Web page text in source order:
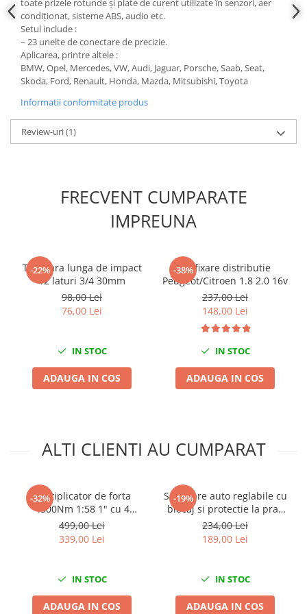
Scule fixare distributie
Alfa romeo
Audi
Bmw
Chevrolet
Chrysler
Citroen
Dacia
Mazda
Mercedes
Renault
Rover
Volkswagen
Volvo
Scule pentru tinichigerie
Chei cu clichet
toate prizele rotunde și plate de curent utilizate în senzori, aer
condiționat, sisteme ABS, audio etc.
Setul include :
– 23 unelte de conectare de precizie.
Aplicarea, printre altele :
BMW, Opel, Mercedes, VW, Audi, Jaguar, Porsche, Saab, Seat,
Skoda, Ford, Renault, Honda, Mazda, Mitsubishi, Toyota
Informatii conformitate produs
Review-uri(1)
FRECVENT CUMPARATE
IMPREUNA
-22%
Tubulara lunga de impact
12 laturi 3/4 30mm
98,00 Lei
76,00 Lei
IN STOC
ADAUGA IN COS
-38%
Kit fixare distributie
Peugeot/Citroen 1.8 2.0 16v
237,00 Lei
148,00 Lei
IN STOC
ADAUGA IN COS
ALTI CLIENTI AU CUMPARAT
-32%
Multiplicator de forta
4500Nm 1:58 1" cu 4
tubulare incluse
499,00 Lei
339,00 Lei
IN STOC
ADAUGA IN COS
-19%
Set capre auto reglabile cu
blocaj si protectie la prag
3T
234,00 Lei
189,00 Lei
IN STOC
ADAUGA IN COS